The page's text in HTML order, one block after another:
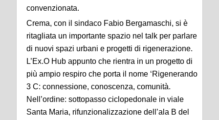
convenzionata.
Crema, con il sindaco Fabio Bergamaschi, si è
ritagliata un importante spazio nel talk per parlare
di nuovi spazi urbani e progetti di rigenerazione.
L’Ex.O Hub appunto che rientra in un progetto di
più ampio respiro che porta il nome ‘Rigenerando
3 C: connessione, conoscenza, comunità.
Nell’ordine: sottopasso ciclopedonale in viale
Santa Maria, rifunzionalizzazione dell’ala B del